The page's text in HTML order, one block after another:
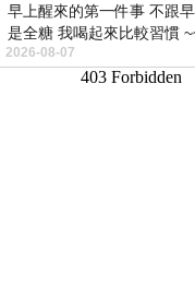
早上醒來的第一件事 不跟
是全糖 我喝起來比較習慣
2026-08-07